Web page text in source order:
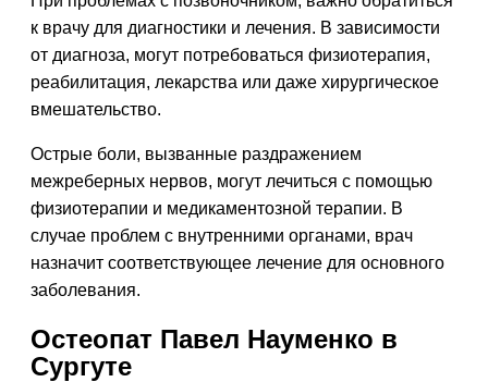
к врачу для диагностики и лечения. В зависимости
от диагноза, могут потребоваться физиотерапия,
реабилитация, лекарства или даже хирургическое
вмешательство.
Острые боли, вызванные раздражением
межреберных нервов, могут лечиться с помощью
физиотерапии и медикаментозной терапии. В
случае проблем с внутренними органами, врач
назначит соответствующее лечение для основного
заболевания.
Остеопат Павел Науменко в
Сургуте